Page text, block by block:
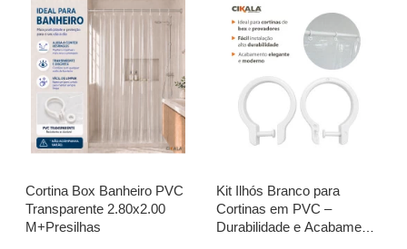
Cortina Box Banheiro PVC
Transparente 2.80x2.00
M+Presilhas
Kit Ilhós Branco para
Cortinas em PVC –
Durabilidade e Acabamento